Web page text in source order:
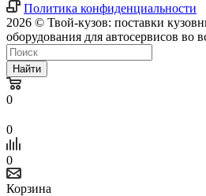
Политика конфиденциальности
2026 © Твой-кузов: поставки
оборудования для автосервисов во
Найти
0
0
0
Корзина